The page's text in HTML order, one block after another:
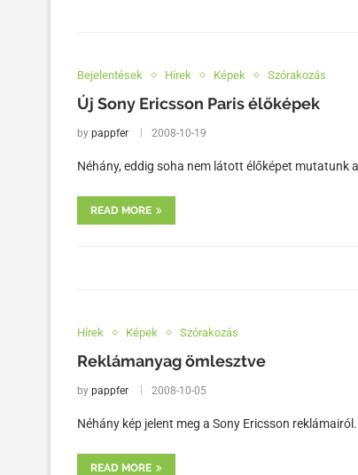
Bejelentések Hírek Képek Szórakozás
Új Sony Ericsson Paris élőképek
by pappfer 2008-10-19
Néhány, eddig soha nem látott élőképet mutatunk
READ MORE
Hírek Képek Szórakozás
Reklámanyag ömlesztve
by pappfer 2008-10-05
Néhány kép jelent meg a Sony Ericsson reklámairól.
READ MORE